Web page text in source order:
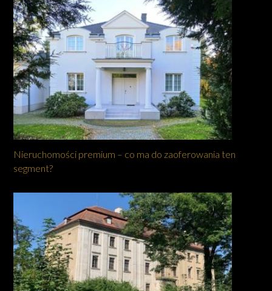
Nieruchomości premium – co ma do zaoferowania ten
segment?